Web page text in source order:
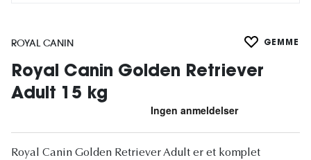
ROYAL CANIN GEMME
Royal Canin Golden Retriever
Adult 15 kg
Royal Canin Golden Retriever Adult er et komplet